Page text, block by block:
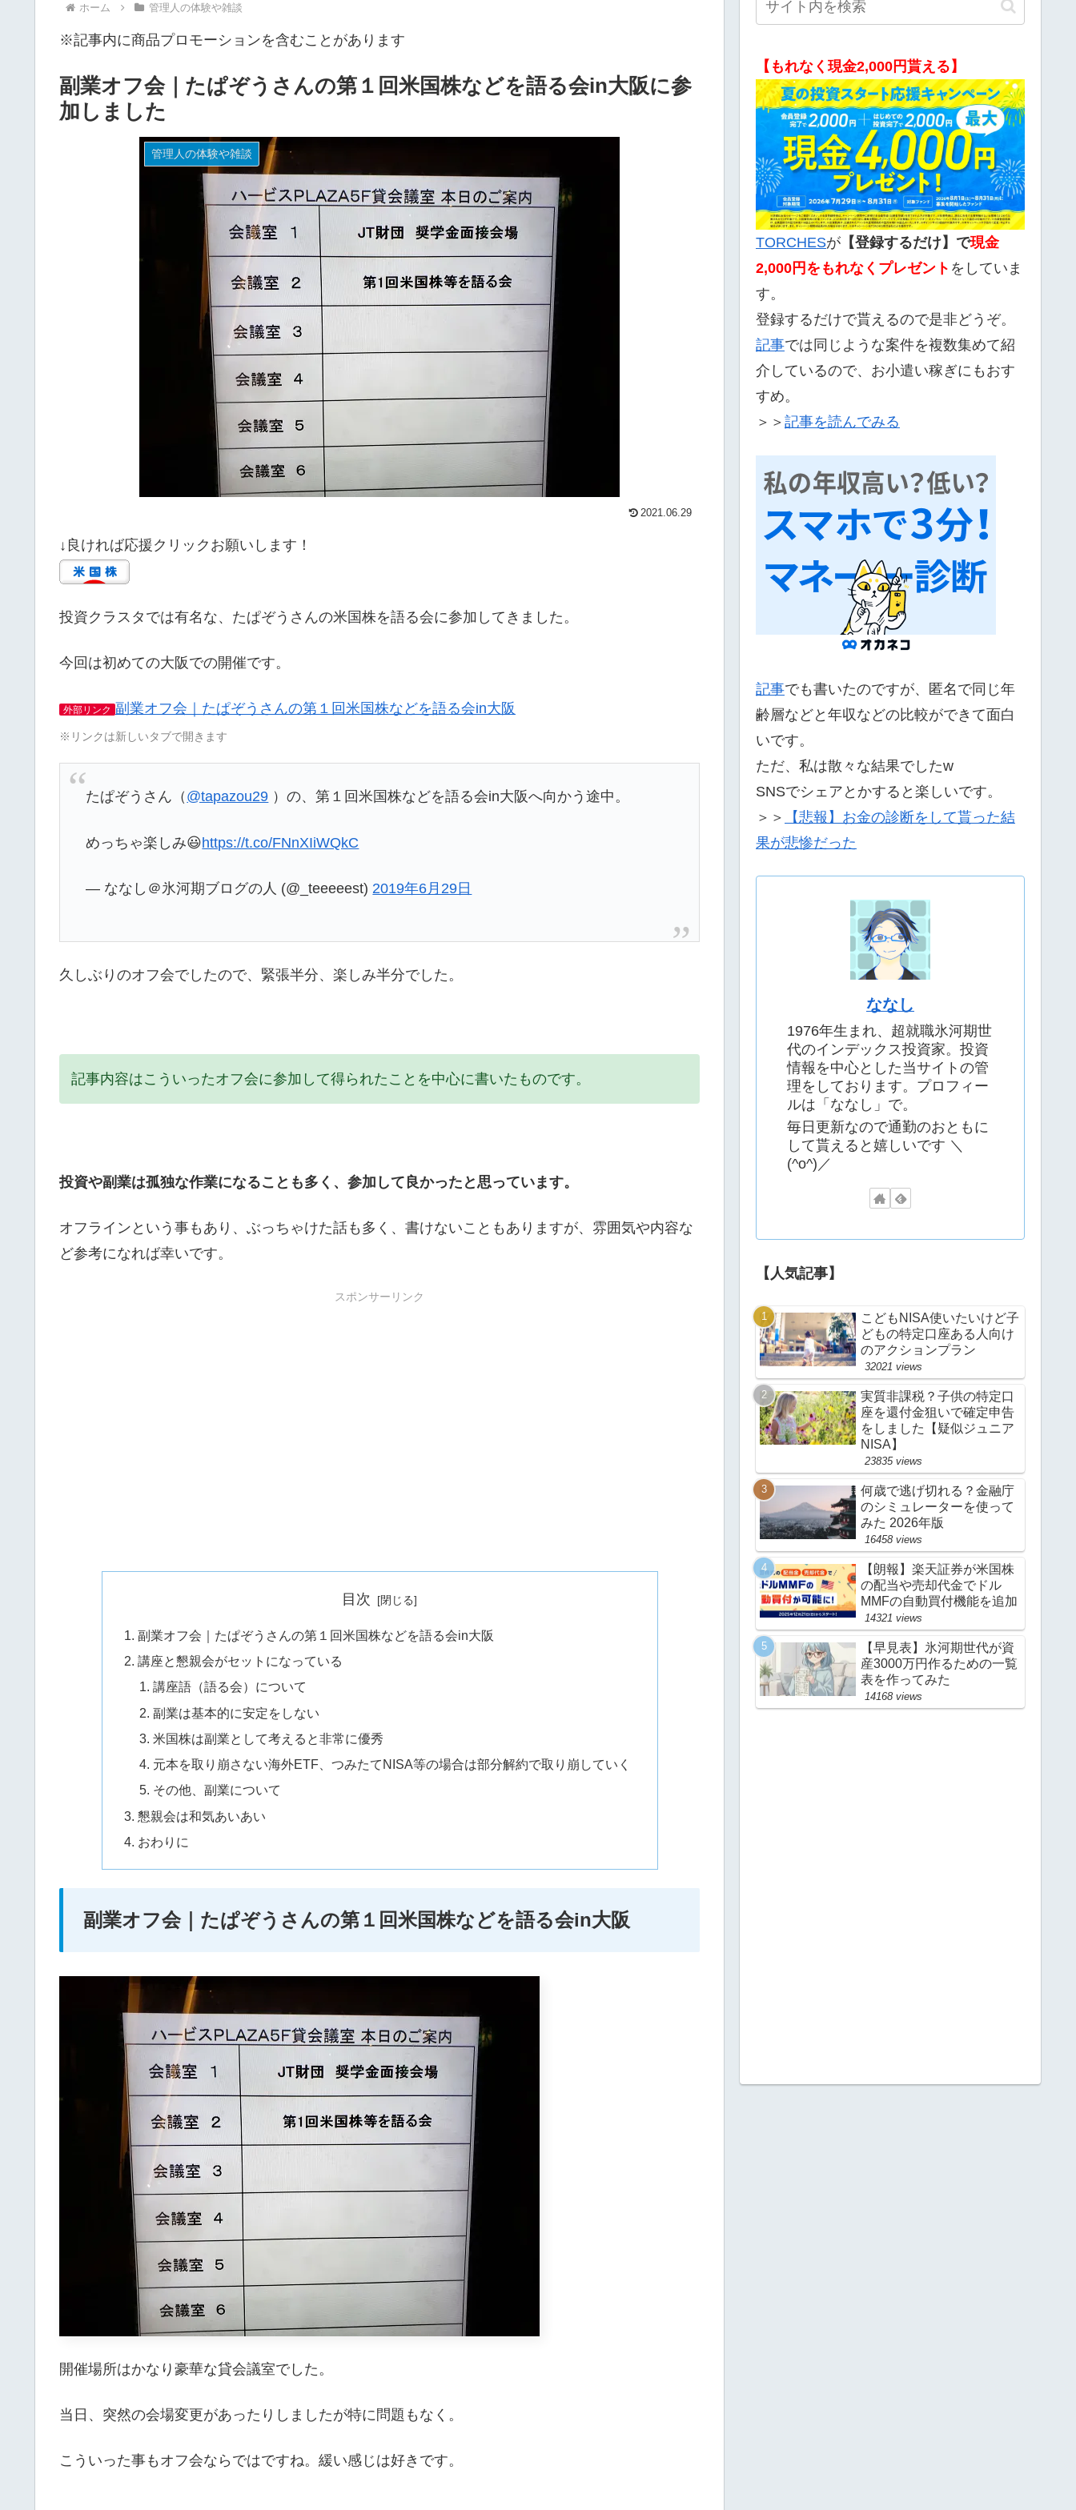
ホーム 管理人の体験や雑談
※記事内に商品プロモーションを含むことがあります
副業オフ会｜たぱぞうさんの第１回米国株などを語る会in大阪に参
加しました
管理人の体験や雑談
2021.06.29
↓良ければ応援クリックお願いします！
投資クラスタでは有名な、たぱぞうさんの米国株を語る会に参加してきました。
今回は初めての大阪での開催です。
外部リンク 副業オフ会｜たぱぞうさんの第１回米国株などを語る会in大阪
※リンクは新しいタブで開きます
たぱぞうさん（ @tapazou29 ）の、第１回米国株などを語る会in大阪へ向かう途中。
めっちゃ楽しみ😃https://t.co/FNnXIiWQkC
— ななし＠氷河期ブログの人 (@_teeeeest) 2019年6月29日
久しぶりのオフ会でしたので、緊張半分、楽しみ半分でした。
記事内容はこういったオフ会に参加して得られたことを中心に書いたものです。
投資や副業は孤独な作業になることも多く、参加して良かったと思っています。
オフラインという事もあり、ぶっちゃけた話も多く、書けないこともありますが、雰囲気や内容な
ど参考になれば幸いです。
スポンサーリンク
目次
副業オフ会｜たぱぞうさんの第１回米国株などを語る会in大阪
講座と懇親会がセットになっている
講座語（語る会）について
副業は基本的に安定をしない
米国株は副業として考えると非常に優秀
元本を取り崩さない海外ETF、つみたてNISA等の場合は部分解約で取り崩していく
その他、副業について
懇親会は和気あいあい
おわりに
副業オフ会｜たぱぞうさんの第１回米国株などを語る会in大阪
開催場所はかなり豪華な貸会議室でした。
当日、突然の会場変更があったりしましたが特に問題もなく。
こういった事もオフ会ならではですね。緩い感じは好きです。
【もれなく現金2,000円貰える】
TORCHESが 【登録するだけ】で現金
2,000 円をもれなくプレゼント をしていま
す。
登録するだけで貰えるので是非どうぞ。
記事では同じような案件を複数集めて紹
介しているので、お小遣い稼ぎにもおす
すめ。
＞＞ 記事を読んでみる
記事でも書いたのですが、匿名で同じ年
齢層などと年収などの比較ができて面白
いです。
ただ、私は散々な結果でしたw
SNSでシェアとかすると楽しいです。
＞＞
【悲報】お金の診断をして貰った結
果が悲惨だった
ななし
1976年生まれ、超就職氷河期世
代のインデックス投資家。投資
情報を中心とした当サイトの管
理をしております。プロフィー
ルは「ななし」で。
毎日更新なので通勤のおともに
して貰えると嬉しいです ＼
(^o^)／
【人気記事】
こどもNISA使いたいけど子
どもの特定口座ある人向け
のアクションプラン
32021 views
実質非課税？子供の特定口
座を還付金狙いで確定申告
をしました【疑似ジュニア
NISA】
23835 views
何歳で逃げ切れる？金融庁
のシミュレーターを使って
みた 2026年版
16458 views
【朗報】楽天証券が米国株
の配当や売却代金でドル
MMFの自動買付機能を追加
14321 views
【早見表】氷河期世代が資
産3000万円作るための一覧
表を作ってみた
14168 views